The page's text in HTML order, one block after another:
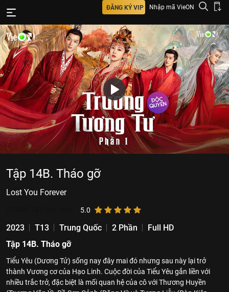
ĐĂNG KÝ VIP Nhập mã VieON
Tập 14B. Tháo gỡ
Lost You Forever
5.0
2023 T13 Trung Quốc 2 Phần
Full HD
Tập 14B. Tháo gỡ
Tiểu Yêu (Dương Tử) sống nay đây mai đó nhưng sau này lại trở
thành Vương cơ của Hạo Linh. Cuộc đời của Tiểu Yêu gắn liền với
nhiều trắc trở, đặc biệt là mối quan hệ của cô với Thương Huyền